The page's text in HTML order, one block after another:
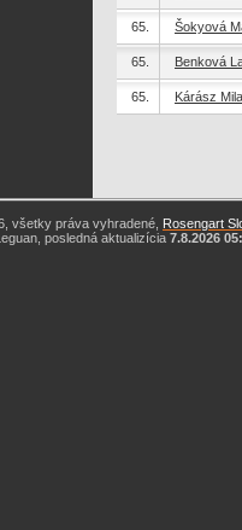
65. Šokyová
65. Benková
65. Kárász
všetky práva vyhradené, Rosengart
posledná aktualizícia 7.8.2026